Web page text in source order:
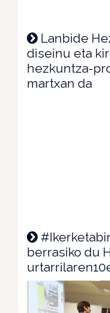
Lanbide
diseinu eta
hezkuntza-
martxan da
berrasiko du